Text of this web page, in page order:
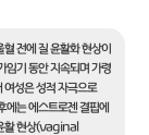
전에 질 윤활화 현상이
임기 동안 지속되며 가령
성은 성적 자극으로
에는 에스트로젠 결핍에
활 현상(vaginal